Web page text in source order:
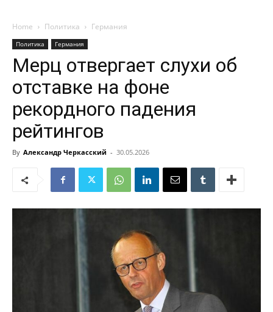
Home Политика Германия
Политика Германия
Мерц отвергает слухи об
отставке на фоне
рекордного падения
рейтингов
By Александр Черкасский - 30.05.2026